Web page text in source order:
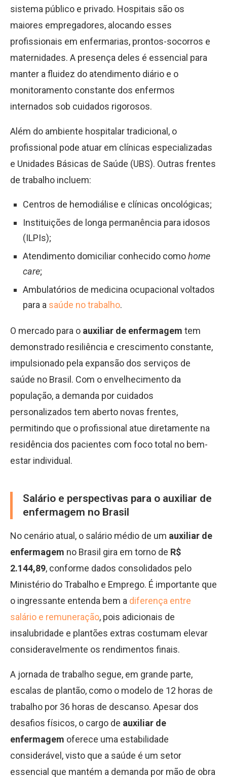
sistema público e privado. Hospitais são os
maiores empregadores, alocando esses
profissionais em enfermarias, prontos-socorros e
maternidades. A presença deles é essencial para
manter a fluidez do atendimento diário e o
monitoramento constante dos enfermos
internados sob cuidados rigorosos.
Além do ambiente hospitalar tradicional, o
profissional pode atuar em clínicas especializadas
e Unidades Básicas de Saúde (UBS). Outras frentes
de trabalho incluem:
Centros de hemodiálise e clínicas oncológicas;
Instituições de longa permanência para idosos
(ILPIs);
Atendimento domiciliar conhecido comohome
care;
Ambulatórios de medicina ocupacional voltados
para a saúde no trabalho.
O mercado para o auxiliar de enfermagem tem
demonstrado resiliência e crescimento constante,
impulsionado pela expansão dos serviços de
saúde no Brasil. Com o envelhecimento da
população, a demanda por cuidados
personalizados tem aberto novas frentes,
permitindo que o profissional atue diretamente na
residência dos pacientes com foco total no bem-
estar individual.
Salário e perspectivas para o auxiliar de
enfermagem no Brasil
No cenário atual, o salário médio de um auxiliar de
enfermagem no Brasil gira em torno de R$
2.144,89, conforme dados consolidados pelo
Ministério do Trabalho e Emprego. É importante que
o ingressante entenda bem a diferença entre
salário e remuneração, pois adicionais de
insalubridade e plantões extras costumam elevar
consideravelmente os rendimentos finais.
A jornada de trabalho segue, em grande parte,
escalas de plantão, como o modelo de 12 horas de
trabalho por 36 horas de descanso. Apesar dos
desafios físicos, o cargo de auxiliar de
enfermagem oferece uma estabilidade
considerável, visto que a saúde é um setor
essencial que mantém a demanda por mão de obra